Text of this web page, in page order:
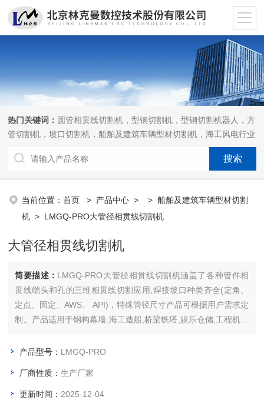
热门关键词： 圆管相贯线切割机，型钢切割机，型钢切割机器人，方
管切割机，坡口切割机，船舶及建筑车辆型材切割机，海工风电行业
当前位置：首页 > 产品中心 > >船舶及建筑车辆型材切割
机 > LMGQ-PRO大管径相贯线切割机
大管径相贯线切割机
简要描述： LMGQ-PRO大管径相贯线切割机涵盖了各种管件相
贯线端头和孔的三维相贯线切割应用,焊接坡口种类齐全(定角、
定点、固定、AWS、 API)，特殊管径尺寸产品可根据用户需求定
制。产品适用于钢构幕墙,海工造船,桥梁铁塔,娱乐仓储,工程机械
产品型号： LMGQ-PRO
厂商性质：生产厂家
更新时间： 2025-12-04